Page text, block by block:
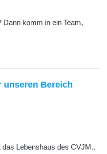
Dann komm in ein Team,
unseren Bereich
das Lebenshaus des CVJM..